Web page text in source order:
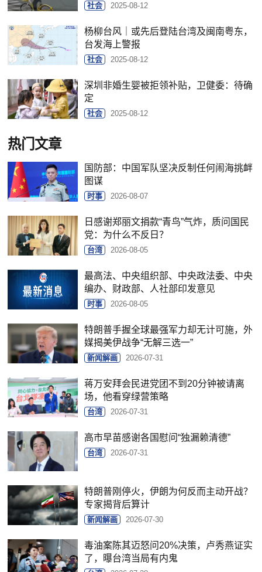
社会 2025-08-12
杨柳台风｜或先后登陆台湾及闽南粤东，
台发海上警报
社会 2025-08-12
深圳非婚生婴被拒领补贴，卫健委：待确
定
社会 2025-08-12
热门文章
国防部：中国军队坚决反制任何闹海挑衅
图谋
时事 2026-08-07
日感谢郑丽文捐款“青鸟”气炸，质问国民
党：为什么不反日？
台湾 2026-08-05
最高法、中央组织部、中央政法委、中央
编办、财政部、人社部印发意见
时事 2026-08-05
特朗普手握全球最强军力却无计可施，外
媒揭美伊战争“无解三选一”
新闻解画 2026-07-31
蒋万安拜会民进党团不到20分钟被请离
场，他看穿绿营策略
台湾 2026-07-31
高市早苗感谢各国慰问“独漏赖清德”
台湾 2026-07-31
特朗普刚停火，伊朗为何反而主动开战？
专家揭背后算计
新闻解画 2026-07-30
毒油案陈其迈怒问20%决策，卢秀燕证实
了，曝台湾当局有内鬼